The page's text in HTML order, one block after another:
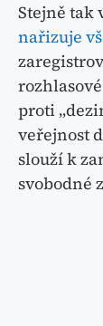
Stejně
nařizuje
proti
veřejnost
slouží k
svobodné